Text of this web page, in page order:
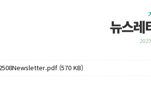
뉴스레
(570 KB)